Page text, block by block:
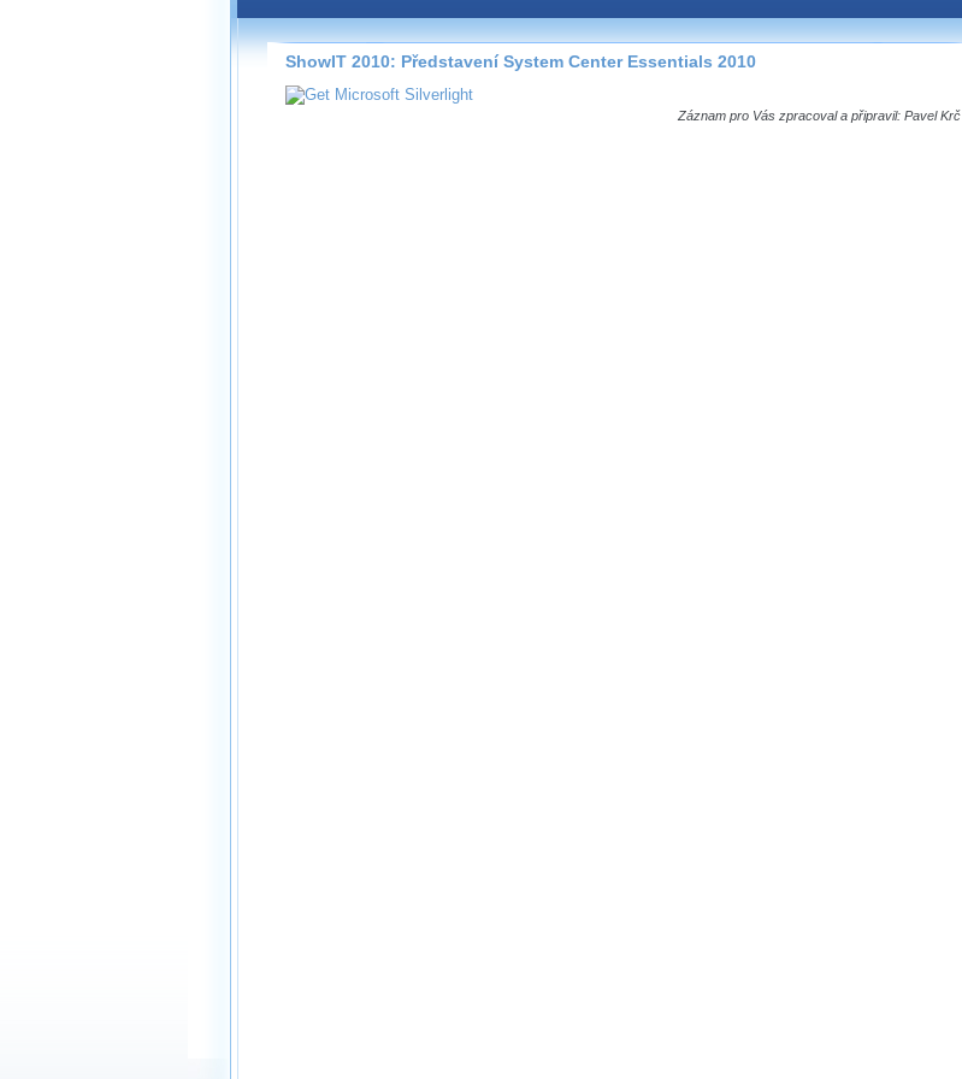
Záznamy na našem webu můžete pohodlně sledovat
přímo na stránce s využitím našehoHTML 5nebo
Silverlightpřehrávače.
Stránka se sama rozhodne, na základě toho, jaké
technologie podporuje Váš prohlížeč, který přehrávač
ShowIT 2010: Představení System Center Essentials 2010
Záznam pro Vás zpracoval a připravil: Pavel Krč